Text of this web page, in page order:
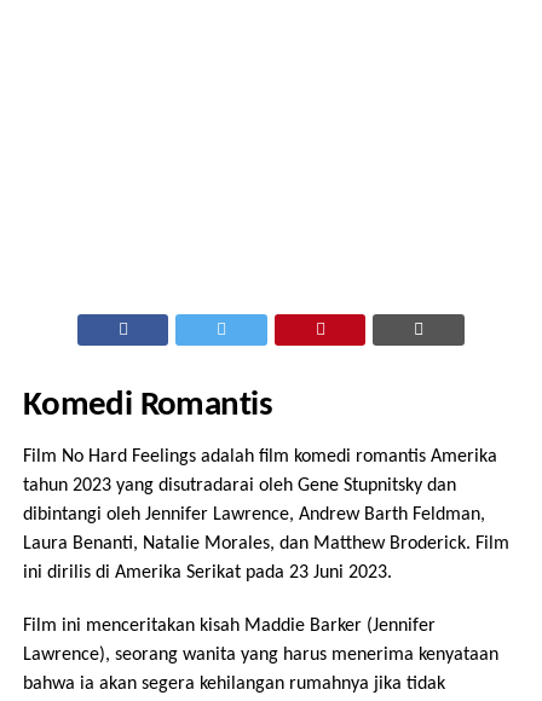
Komedi Romantis
Film No Hard Feelings adalah film komedi romantis Amerika
tahun 2023 yang disutradarai oleh Gene Stupnitsky dan
dibintangi oleh Jennifer Lawrence, Andrew Barth Feldman,
Laura Benanti, Natalie Morales, dan Matthew Broderick. Film
ini dirilis di Amerika Serikat pada 23 Juni 2023.
Film ini menceritakan kisah Maddie Barker (Jennifer
Lawrence), seorang wanita yang harus menerima kenyataan
bahwa ia akan segera kehilangan rumahnya jika tidak